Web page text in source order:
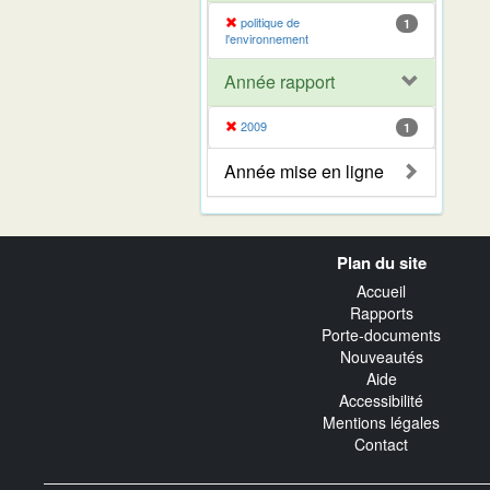
politique de
l'environnement
1
Année rapport
2009 1
Année mise en ligne
Plan du site
Accueil
Rapports
Porte-documents
Nouveautés
Aide
Accessibilité
Mentions légales
Contact